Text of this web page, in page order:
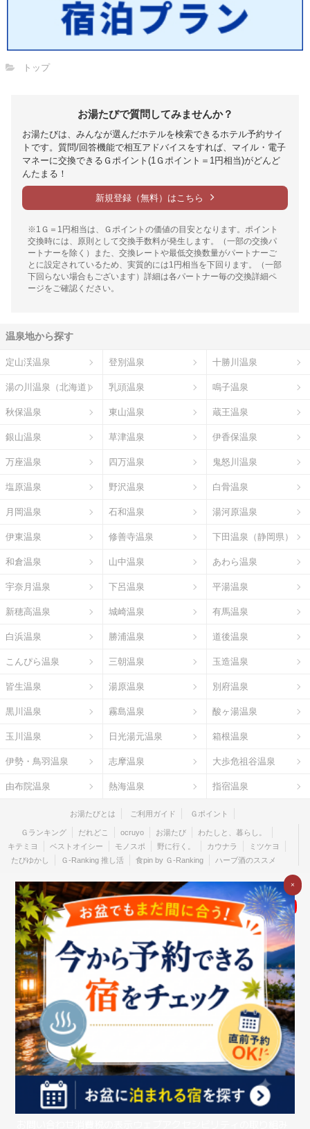
トップ
お湯たびで質問してみませんか？
お湯たびは、みんなが選んだホテルを検索できるホテル予約サイ
トです。質問/回答機能で相互アドバイスをすれば、マイル・電子
マネーに交換できるＧポイント(1Ｇポイント＝1円相当)がどんど
んたまる！
新規登録（無料）はこちら
※1Ｇ＝1円相当は、Ｇポイントの価値の目安となります。ポイント
交換時には、原則として交換手数料が発生します。（一部の交換パ
ートナーを除く）また、交換レートや最低交換数量がパートナーご
とに設定されているため、実質的には1円相当を下回ります。（一部
下回らない場合もございます）詳細は各パートナー毎の交換詳細ペ
ージをご確認ください。
温泉地から探す
定山渓温泉 登別温泉 十勝川温泉
湯の川温泉（北海道） 乳頭温泉 鳴子温泉
秋保温泉 東山温泉 蔵王温泉
銀山温泉 草津温泉 伊香保温泉
万座温泉 四万温泉 鬼怒川温泉
塩原温泉 野沢温泉 白骨温泉
月岡温泉 石和温泉 湯河原温泉
伊東温泉 修善寺温泉 下田温泉（静岡県）
和倉温泉 山中温泉 あわら温泉
宇奈月温泉 下呂温泉 平湯温泉
新穂高温泉 城崎温泉 有馬温泉
白浜温泉 勝浦温泉 道後温泉
こんぴら温泉 三朝温泉 玉造温泉
皆生温泉 湯原温泉 別府温泉
黒川温泉 霧島温泉 酸ヶ湯温泉
玉川温泉 日光湯元温泉 箱根温泉
伊勢・鳥羽温泉 志摩温泉 大歩危祖谷温泉
由布院温泉 熱海温泉 指宿温泉
お湯たびとは ご利用ガイド Ｇポイント
Ｇランキング だれどこ ocruyo お湯たび
わたしと、暮らし。
キテミヨ
ベストオイシー モノスポ 野に行く。 カウナラ
ミツケヨ
たびゆかし
Ｇ-Ranking 推し活 食pin by Ｇ-Ranking ハーブ酒のススメ
個人のお客さま
法人のお客さま
企業情報
ご利用中の方
×